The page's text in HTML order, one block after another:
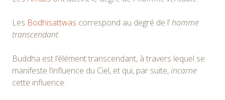
Les Bodhisattwas correspond au degré de l’homme
transcendant.
Buddha est l’élément transcendant, à travers lequel se
manifeste l’influence du Ciel, et qui, par suite,incarne
cette influence.